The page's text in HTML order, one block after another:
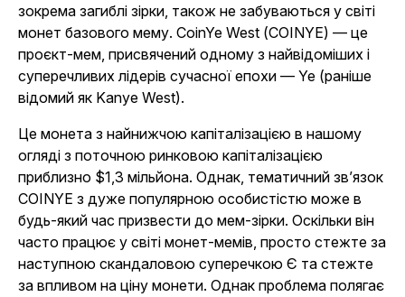
зокрема загиблі зірки, також не забуваються у світі
монет базового мему. CoinYe West (COINYE) — це
проєкт-мем, присвячений одному з найвідоміших і
суперечливих лідерів сучасної епохи — Ye (раніше
відомий як Kanye West).
Це монета з найнижчою капіталізацією в нашому
огляді з поточною ринковою капіталізацією
приблизно $1,3 мільйона. Однак, тематичний зв’язок
COINYE з дуже популярною особистістю може в
будь-який час призвести до мем-зірки. Оскільки він
часто працює у світі монет-мемів, просто стежте за
наступною скандаловою суперечкою Є та стежте
за впливом на ціну монети. Однак проблема полягає